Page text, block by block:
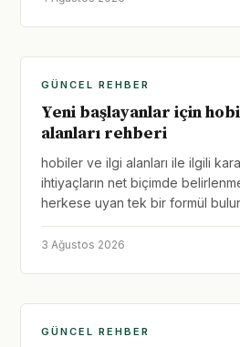
GÜNCEL REHBER
Yeni başlayanlar için
alanları rehberi
hobiler ve ilgi alanları ile ilgili
ihtiyaçların net biçimde
herkese uyan tek bir formül
3 Ağustos 2026
GÜNCEL REHBER